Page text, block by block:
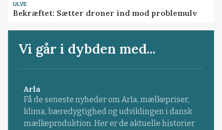
ULVE
Bekræftet: Sætter droner ind mod problemulv
Vi går i dybden med...
Arla
Få de seneste nyheder om Arla, mælkepriser,
klima, bæredygtighed og udviklingen i dansk
mælkeproduktion. Her er de aktuelle historier